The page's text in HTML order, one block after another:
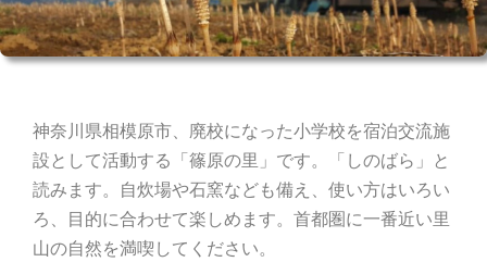
神奈川県相模原市、廃校になった小学校を宿泊交流施
設として活動する「篠原の里」です。「しのばら」と
読みます。自炊場や石窯なども備え、使い方はいろい
ろ、目的に合わせて楽しめます。首都圏に一番近い里
山の自然を満喫してください。